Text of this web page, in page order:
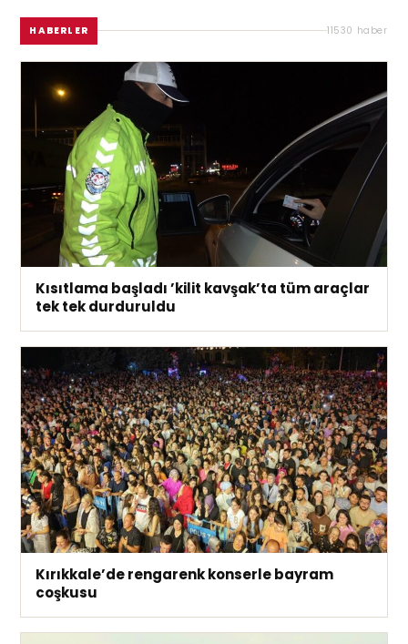
HABERLER 11530 haber
Kısıtlama başladı ’kilit kavşak’ta tüm araçlar
tek tek durduruldu
Kırıkkale’de rengarenk konserle bayram
coşkusu